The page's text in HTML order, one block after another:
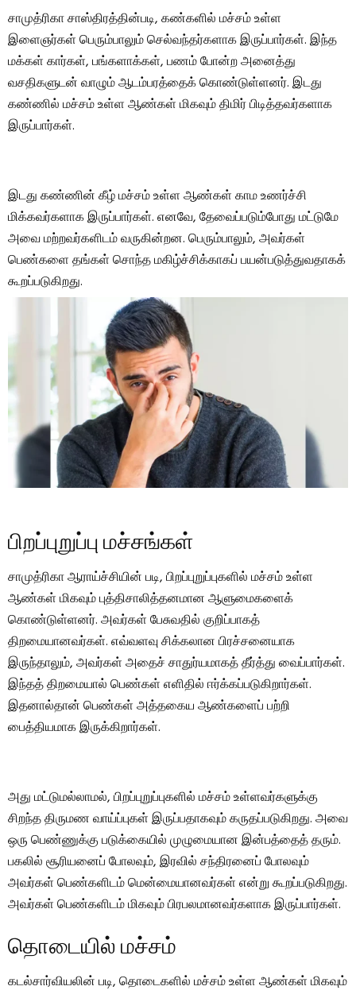
சாமுத்ரிகா சாஸ்திரத்தின்படி, கண்களில் மச்சம் உள்ள
இளைஞர்கள் பெரும்பாலும் செல்வந்தர்களாக இருப்பார்கள். இந்த
மக்கள் கார்கள், பங்களாக்கள், பணம் போன்ற அனைத்து
வசதிகளுடன் வாழும் ஆடம்பரத்தைக் கொண்டுள்ளனர். இடது
கண்ணில் மச்சம் உள்ள ஆண்கள் மிகவும் திமிர் பிடித்தவர்களாக
இருப்பார்கள்.
இடது கண்ணின் கீழ் மச்சம் உள்ள ஆண்கள் காம உணர்ச்சி
மிக்கவர்களாக இருப்பார்கள். எனவே, தேவைப்படும்போது மட்டுமே
அவை மற்றவர்களிடம் வருகின்றன. பெரும்பாலும், அவர்கள்
பெண்களை தங்கள் சொந்த மகிழ்ச்சிக்காகப் பயன்படுத்துவதாகக்
கூறப்படுகிறது.
பிறப்புறுப்பு மச்சங்கள்
சாமுத்ரிகா ஆராய்ச்சியின் படி, பிறப்புறுப்புகளில் மச்சம் உள்ள
ஆண்கள் மிகவும் புத்திசாலித்தனமான ஆளுமைகளைக்
கொண்டுள்ளனர். அவர்கள் பேசுவதில் குறிப்பாகத்
திறமையானவர்கள். எவ்வளவு சிக்கலான பிரச்சனையாக
இருந்தாலும், அவர்கள் அதைச் சாதுர்யமாகத் தீர்த்து வைப்பார்கள்.
இந்தத் திறமையால் பெண்கள் எளிதில் ஈர்க்கப்படுகிறார்கள்.
இதனால்தான் பெண்கள் அத்தகைய ஆண்களைப் பற்றி
பைத்தியமாக இருக்கிறார்கள்.
அது மட்டுமல்லாமல், பிறப்புறுப்புகளில் மச்சம் உள்ளவர்களுக்கு
சிறந்த திருமண வாய்ப்புகள் இருப்பதாகவும் கருதப்படுகிறது. அவை
ஒரு பெண்ணுக்கு படுக்கையில் முழுமையான இன்பத்தைத் தரும்.
பகலில் சூரியனைப் போலவும், இரவில் சந்திரனைப் போலவும்
அவர்கள் பெண்களிடம் மென்மையானவர்கள் என்று கூறப்படுகிறது.
அவர்கள் பெண்களிடம் மிகவும் பிரபலமானவர்களாக இருப்பார்கள்.
தொடையில் மச்சம்
கடல்சார்வியலின் படி, தொடைகளில் மச்சம் உள்ள ஆண்கள் மிகவும்